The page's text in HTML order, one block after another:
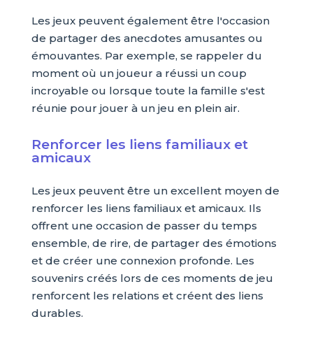
Les jeux peuvent également être l'occasion
de partager des anecdotes amusantes ou
émouvantes. Par exemple, se rappeler du
moment où un joueur a réussi un coup
incroyable ou lorsque toute la famille s'est
réunie pour jouer à un jeu en plein air.
Renforcer les liens familiaux et
amicaux
Les jeux peuvent être un excellent moyen de
renforcer les liens familiaux et amicaux. Ils
offrent une occasion de passer du temps
ensemble, de rire, de partager des émotions
et de créer une connexion profonde. Les
souvenirs créés lors de ces moments de jeu
renforcent les relations et créent des liens
durables.